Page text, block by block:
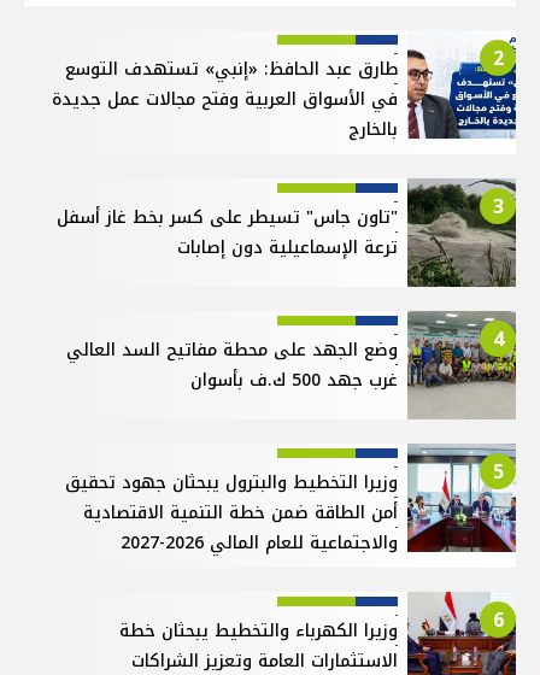
2
طارق عبد الحافظ: «إنبي» تستهدف التوسع
في الأسواق العربية وفتح مجالات عمل جديدة
بالخارج
3
"تاون جاس" تسيطر على كسر بخط غاز أسفل
ترعة الإسماعيلية دون إصابات
4
وضع الجهد على محطة مفاتيح السد العالي
غرب جهد 500 ك.ف بأسوان
5
وزيرا التخطيط والبترول يبحثان جهود تحقيق
أمن الطاقة ضمن خطة التنمية الاقتصادية
والاجتماعية للعام المالي 2026-2027
6
وزيرا الكهرباء والتخطيط يبحثان خطة
الاستثمارات العامة وتعزيز الشراكات